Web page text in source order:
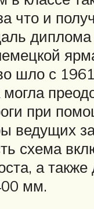
что и
шло с
при
ведущих
схема
а также
мм.